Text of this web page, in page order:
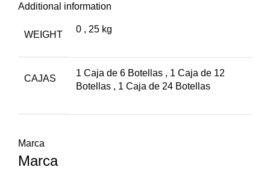
Additional information
WEIGHT
0 , 25 kg
CAJAS
1 Caja de 6 Botellas , 1 Caja de 12
Botellas , 1 Caja de 24 Botellas
Marca
Marca